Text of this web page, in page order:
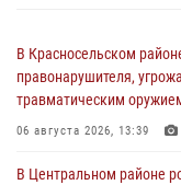
В Красносельском
правонарушителя,
травматическим
06 августа 2026, 13:39
В Центральном районе